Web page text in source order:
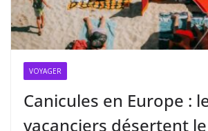
VOYAGER
Canicules en Europe :
vacanciers désertent